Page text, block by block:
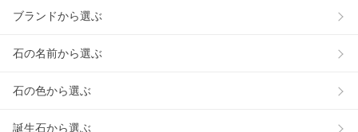
ブランドから選ぶ
石の名前から選ぶ
石の色から選ぶ
誕生石から選ぶ